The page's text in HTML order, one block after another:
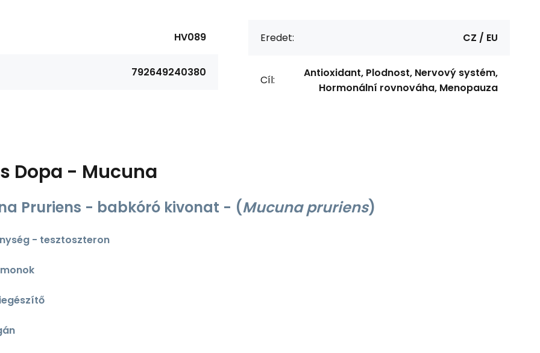
HV089
792649240380
Eredet: CZ / EU
Cíl:
Antioxidant, Plodnost, Nervový systém,
Hormonální rovnováha, Menopauza
Dopa - Mucuna
Pruriens - babkóró kivonat - (Mucuna pruriens)
- tesztoszteron